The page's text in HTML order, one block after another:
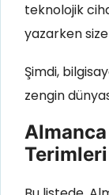
teknolojik
yazarken
Şimdi,
zengin
Terimleri